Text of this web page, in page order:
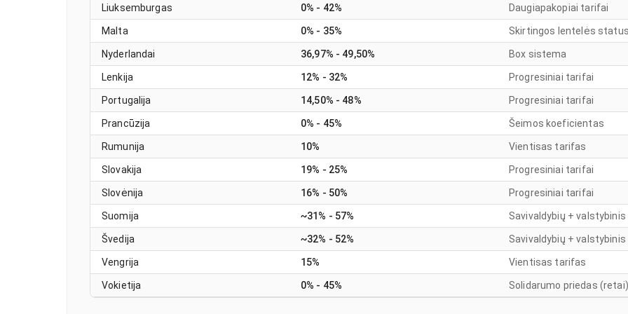
Liuksemburgas 0% - 42% Daugiapakopiai tarifai
Malta 0% - 35% Skirtingos lentelės
Nyderlandai 36,97% - 49,50% Box sistema
Lenkija 12% - 32% Progresiniai tarifai
Portugalija 14,50% - 48% Progresiniai tarifai
Prancūzija 0% - 45% Šeimos koeficientas
Rumunija 10% Vientisas tarifas
Slovakija 19% - 25% Progresiniai tarifai
Slovėnija 16% - 50% Progresiniai tarifai
Suomija ~31% - 57% Savivaldybių + valstybinis
Švedija ~32% - 52% Savivaldybių + valstybinis
Vengrija 15% Vientisas tarifas
Vokietija 0% - 45% Solidarumo priedas (retai)